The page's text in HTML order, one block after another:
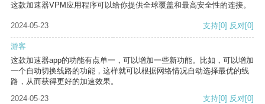
这款加速器VPM应用程序可以给你提供全球覆盖和最高安全性的连接。
2024-05-23 支持[0] 反对[0]
游客
这款加速器app的功能有点单一，可以增加一些新功能。比如，可以增加
一个自动切换线路的功能，这样就可以根据网络情况自动选择最优的线
路，从而获得更好的加速效果。
2024-05-23
支持[0] 反对[0]